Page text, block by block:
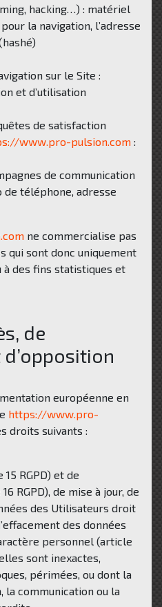
hacking…) : matériel
la navigation, l’adresse
sur le Site :
et d’utilisation
de satisfaction
www.pro-pulsion.com :
de communication
de téléphone, adresse
ne commercialise pas
qui sont donc uniquement
des fins statistiques et
de
européenne en
https://www.pro-
droits suivants :
RGPD) et de
RGPD), de mise à jour, de
des Utilisateurs droit
des données
personnel (article
sont inexactes,
périmées, ou dont la
communication ou la